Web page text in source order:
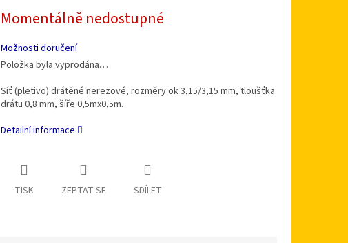
cena:
Momentálně nedostupné
Možnosti doručení
Položka byla vyprodána…
Síť (pletivo) drátěné nerezové, rozměry ok 3,15/3,15 mm, tloušťka
drátu 0,8 mm, šíře 0,5mx0,5m.
Detailní informace
TISK ZEPTAT SE SDÍLET